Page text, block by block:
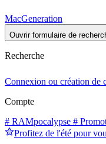
MacGeneration
Ouvrir formulaire de
Recherche
Connexion ou création de
Compte
# RAMpocalypse #
Profitez de l'été pour